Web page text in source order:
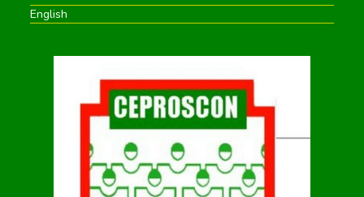
English